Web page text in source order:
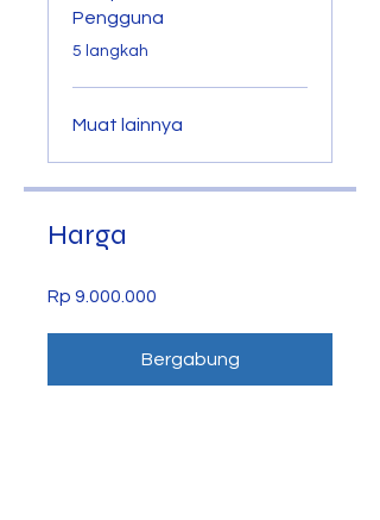
Pengguna
.5 langkah
Muat lainnya
Harga
Rp 9.000.000
Bergabung